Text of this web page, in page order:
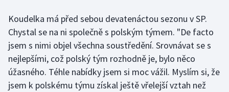
Golf
Gymnastika
Házená
Koudelka má před sebou devatenáctou sezonu v SP.
Chystal se na ni společně s polským týmem. "De facto
jsem s nimi objel všechna soustředění. Srovnávat se s
nejlepšími, což polský tým rozhodně je, bylo něco
úžasného. Téhle nabídky jsem si moc vážil. Myslím si, že
jsem k polskému týmu získal ještě vřelejší vztah než